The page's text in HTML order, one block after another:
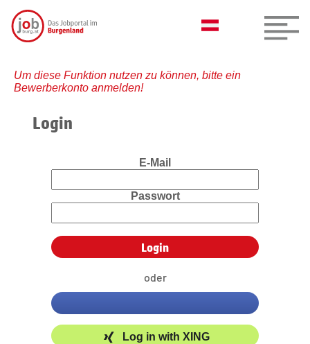
Um diese Funktion nutzen zu können, bitte ein
Bewerberkonto anmelden!
Login
E-Mail
Passwort
oder
Log in with XING